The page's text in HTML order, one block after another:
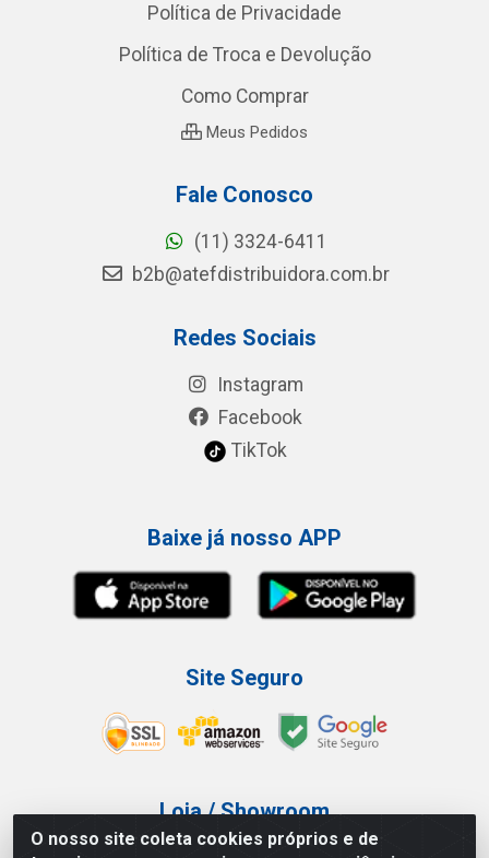
O nosso site coleta cookies próprios e de
Política de Privacidade
Política de Troca e Devolução
Como Comprar
Meus Pedidos
Fale Conosco
(11) 3324-6411
b2b@atefdistribuidora.com.br
Redes Sociais
Instagram
Facebook
TikTok
Baixe já nosso APP
Site Seguro
Loja / Showroom
Tel.: (11) 3227-0546